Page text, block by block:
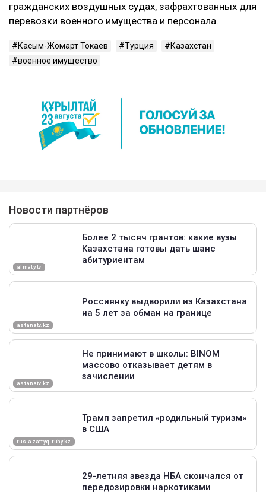
гражданских воздушных судах, зафрахтованных для
перевозки военного имущества и персонала.
Касым-Жомарт Токаев Турция
Казахстан
военное имущество